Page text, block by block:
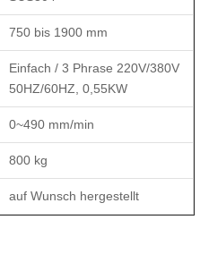
750 bis 1900 mm
Einfach / 3 Phrase 220V/380V
50HZ/60HZ, 0,55KW
0~490 mm/min
800 kg
auf Wunsch hergestellt